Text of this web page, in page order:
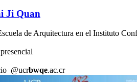
Ji Quan
de Arquitectura en el Instituto
@ucrbwqe.ac.cr